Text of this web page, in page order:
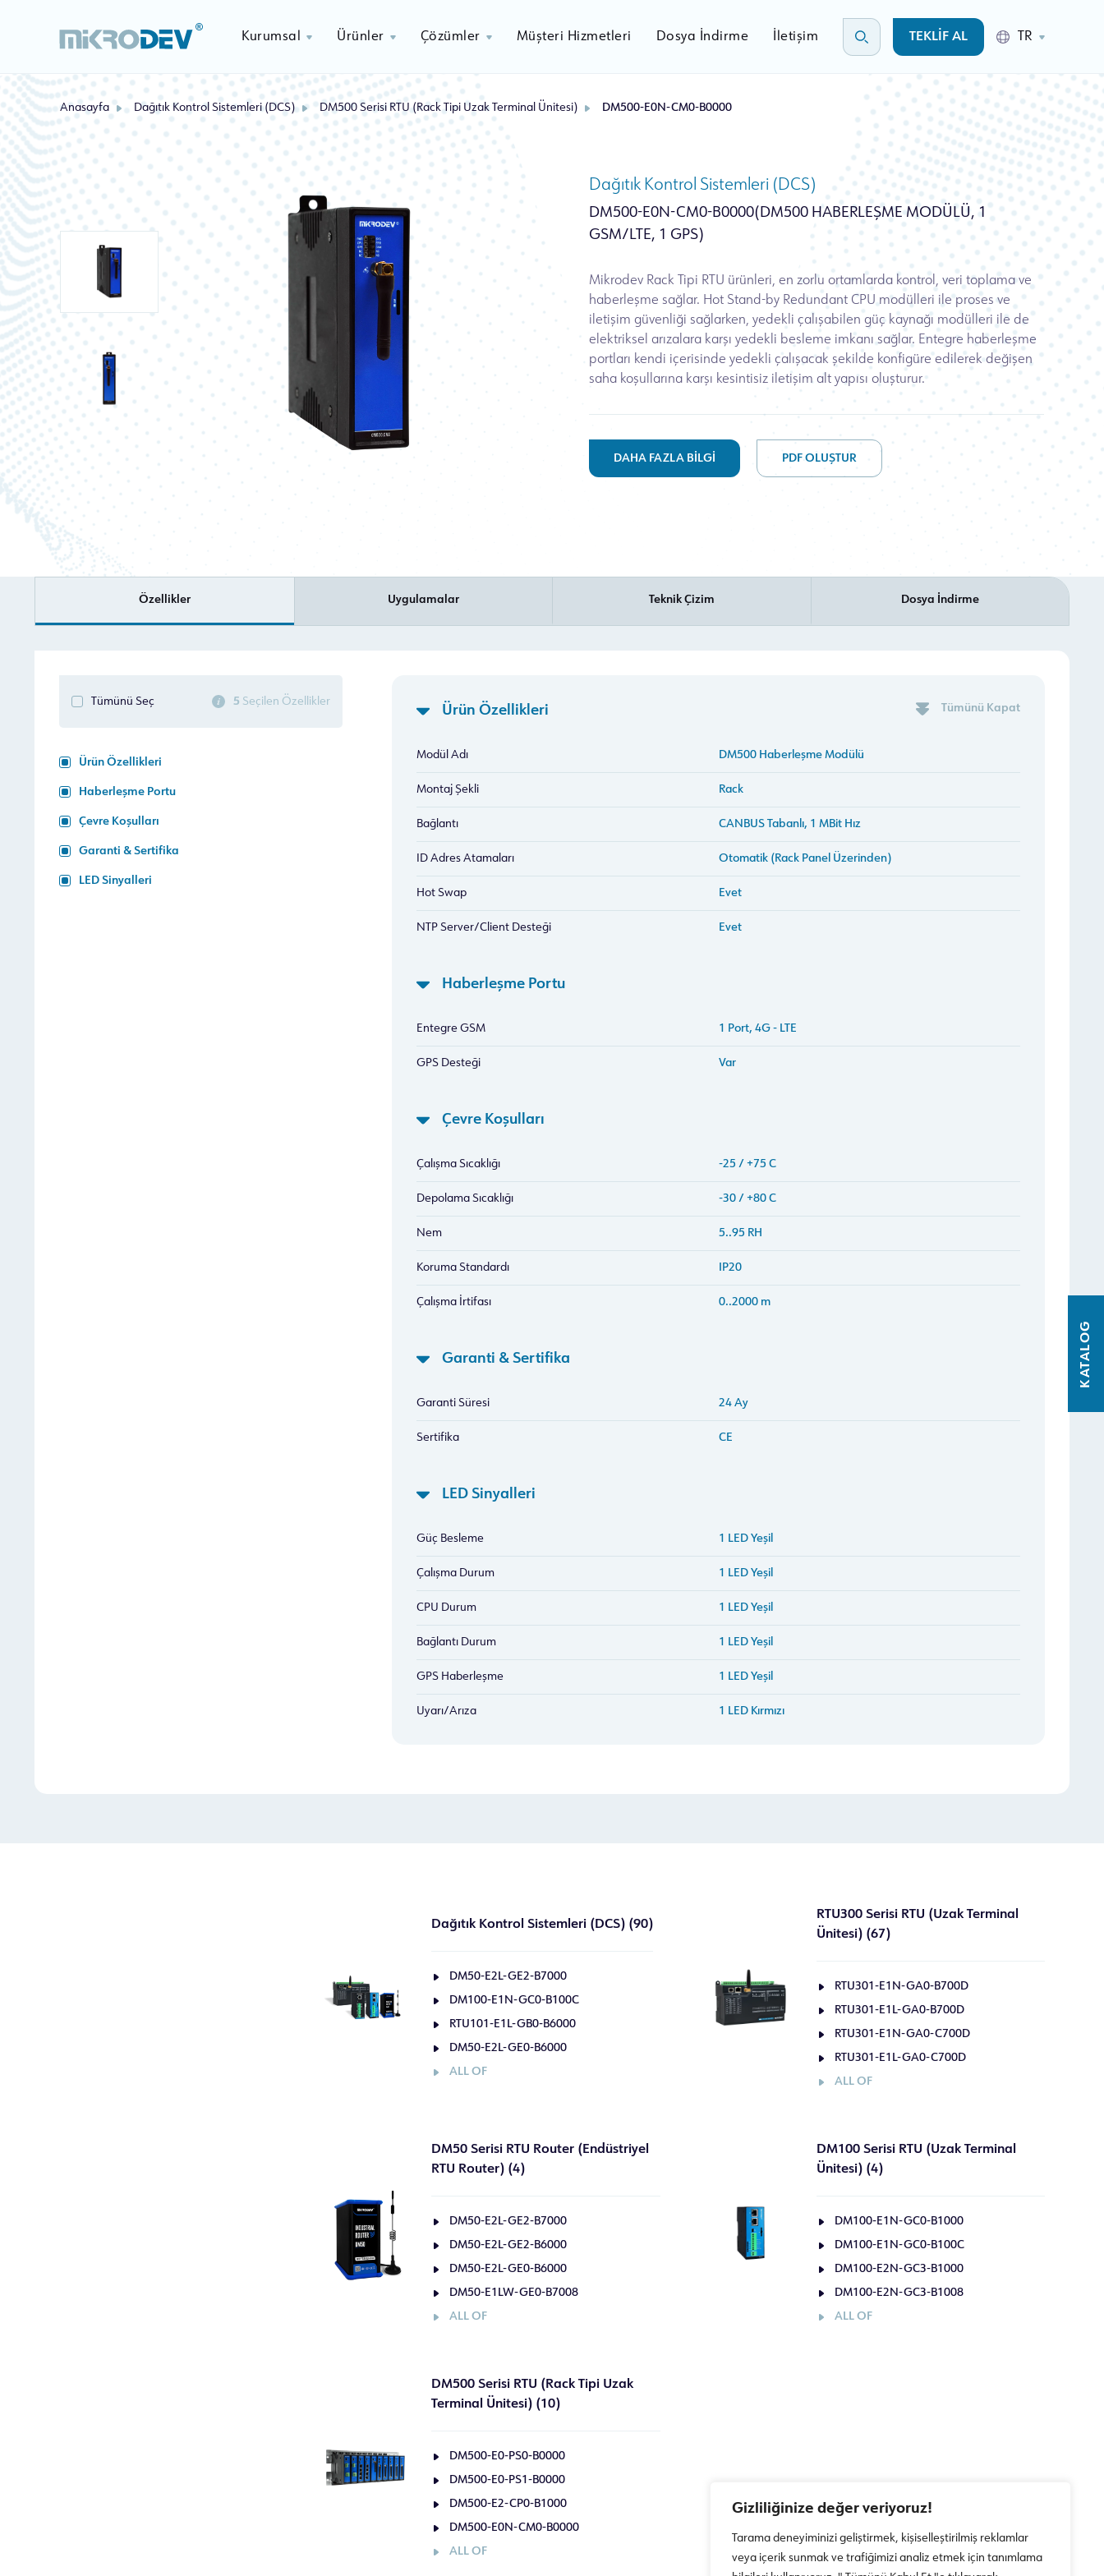
Gizliliğinize değer veriyoruz!
Tarama deneyiminizi geliştirmek, kişiselleştirilmiş reklamlar
veya içerik sunmak ve trafiğimizi analiz etmek için tanımlama
Kurumsal Ürünler Çözümler Müşteri Hizmetleri Dosya İndirme İletişim TEKLİF AL TR
Anasayfa Dağıtık Kontrol Sistemleri (DCS) DM500 Serisi RTU (Rack Tipi Uzak Terminal Ünitesi) DM500-E0N-CM0-B0000
Dağıtık Kontrol Sistemleri (DCS)
DM500-E0N-CM0-B0000(DM500 HABERLEŞME MODÜLÜ, 1
GSM/LTE, 1 GPS)
Mikrodev Rack Tipi RTU ürünleri, en zorlu ortamlarda kontrol, veri toplama ve
haberleşme sağlar. Hot Stand-by Redundant CPU modülleri ile proses ve
iletişim güvenliği sağlarken, yedekli çalışabilen güç kaynağı modülleri ile de
elektriksel arızalara karşı yedekli besleme imkanı sağlar. Entegre haberleşme
portları kendi içerisinde yedekli çalışacak şekilde konfigüre edilerek değişen
saha koşullarına karşı kesintisiz iletişim alt yapısı oluşturur.
DAHA FAZLA BİLGİ PDF OLUŞTUR
Özellikler Uygulamalar Teknik Çizim Dosya İndirme
Tümünü Seç 5 Seçilen Özellikler
Ürün Özellikleri
Haberleşme Portu
Çevre Koşulları
Garanti & Sertifika
LED Sinyalleri
Tümünü Kapat
Ürün Özellikleri
Modül Adı DM500 Haberleşme Modülü
Montaj Şekli Rack
Bağlantı CANBUS Tabanlı, 1 MBit Hız
ID Adres Atamaları Otomatik (Rack Panel Üzerinden)
Hot Swap Evet
NTP Server/Client Desteği Evet
Haberleşme Portu
Entegre GSM 1 Port, 4G - LTE
GPS Desteği Var
Çevre Koşulları
Çalışma Sıcaklığı -25 / +75 C
Depolama Sıcaklığı -30 / +80 C
Nem 5..95 RH
Koruma Standardı IP20
Çalışma İrtifası 0..2000 m
Garanti & Sertifika
Garanti Süresi 24 Ay
Sertifika CE
LED Sinyalleri
Güç Besleme 1 LED Yeşil
Çalışma Durum 1 LED Yeşil
CPU Durum 1 LED Yeşil
Bağlantı Durum 1 LED Yeşil
GPS Haberleşme 1 LED Yeşil
Uyarı/Arıza 1 LED Kırmızı
Dağıtık Kontrol Sistemleri (DCS) (90)
DM50-E2L-GE2-B7000
DM100-E1N-GC0-B100C
RTU101-E1L-GB0-B6000
DM50-E2L-GE0-B6000
ALL OF
RTU300 Serisi RTU (Uzak Terminal
Ünitesi) (67)
RTU301-E1N-GA0-B700D
RTU301-E1L-GA0-B700D
RTU301-E1N-GA0-C700D
RTU301-E1L-GA0-C700D
ALL OF
DM50 Serisi RTU Router (Endüstriyel
RTU Router) (4)
DM50-E2L-GE2-B7000
DM50-E2L-GE2-B6000
DM50-E2L-GE0-B6000
DM50-E1LW-GE0-B7008
ALL OF
DM100 Serisi RTU (Uzak Terminal
Ünitesi) (4)
DM100-E1N-GC0-B1000
DM100-E1N-GC0-B100C
DM100-E2N-GC3-B1000
DM100-E2N-GC3-B1008
ALL OF
DM500 Serisi RTU (Rack Tipi Uzak
Terminal Ünitesi) (10)
DM500-E0-PS0-B0000
DM500-E0-PS1-B0000
DM500-E2-CP0-B1000
DM500-E0N-CM0-B0000
ALL OF
KATALOG